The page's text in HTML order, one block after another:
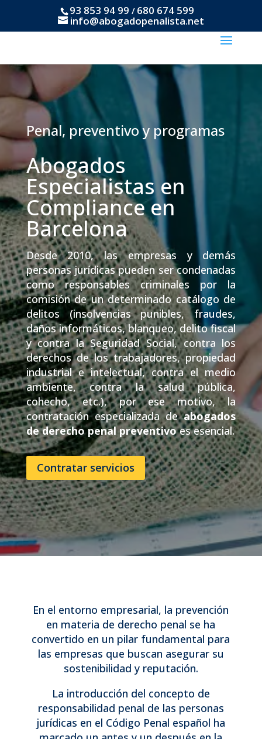
93 853 94 99 / 680 674 599
info@abogadopenalista.net
Penal, preventivo y programas
Abogados
Especialistas en
Compliance en
Barcelona
Desde 2010, las empresas y demás
personas jurídicas pueden ser condenadas
como responsables criminales por la
comisión de un determinado catálogo de
delitos (insolvencias punibles, fraudes,
daños informáticos, blanqueo, delito fiscal
y contra la Seguridad Social, contra los
derechos de los trabajadores, propiedad
industrial e intelectual, contra el medio
ambiente, contra la salud pública,
cohecho, etc.), por ese motivo, la
contratación especializada deabogados
de derecho penal preventivoes esencial.
Contratar servicios
En el entorno empresarial, la prevención
en materia de derecho penal se ha
convertido en un pilar fundamental para
las empresas que buscan asegurar su
sostenibilidad y reputación.
La introducción del concepto de
responsabilidad penal de las personas
jurídicas en el Código Penal español ha